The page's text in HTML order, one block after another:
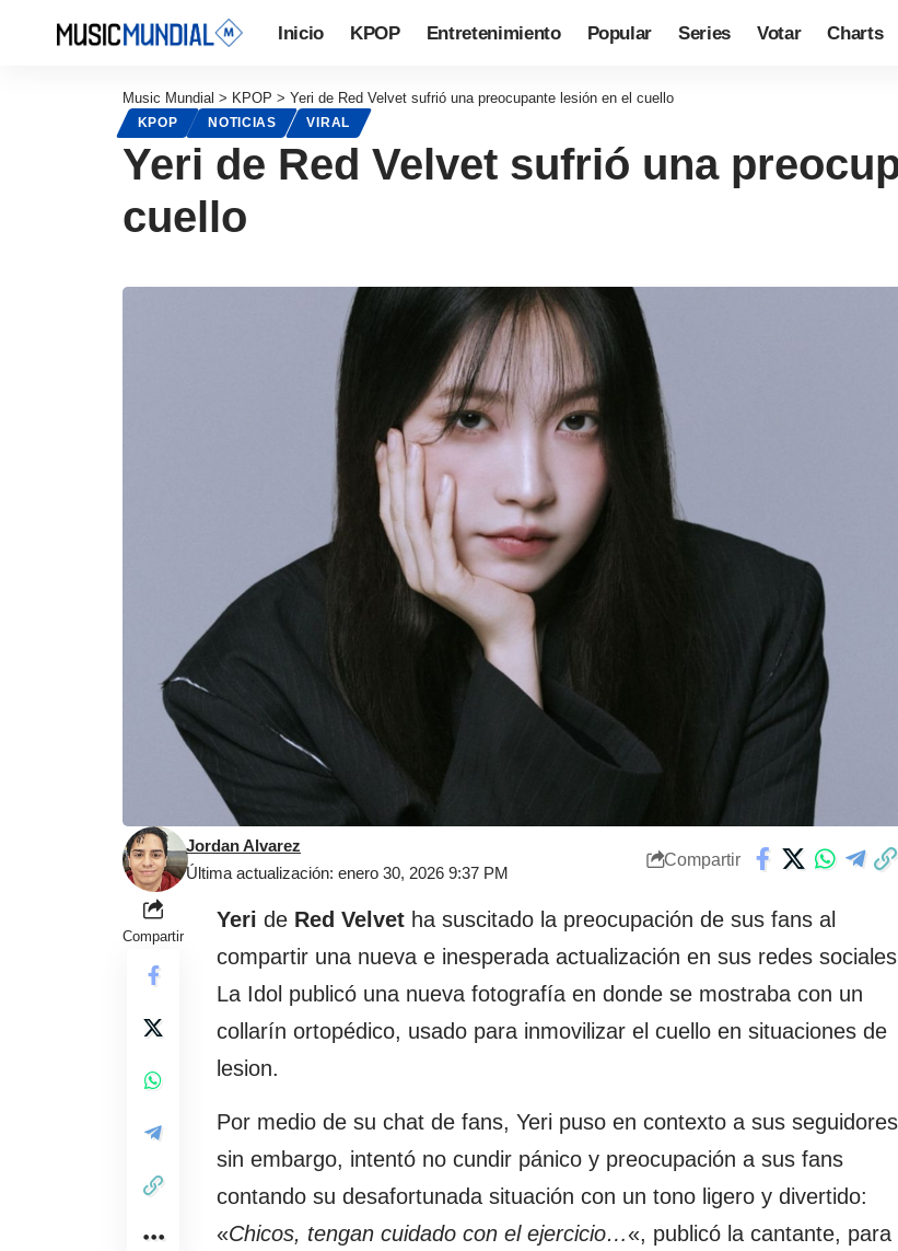
Inicio KPOP Entretenimiento Popular Series Votar Charts
Music Mundial > KPOP > Yeri de Red Velvet sufrió una preocupante lesión en el cuello
KPOP NOTICIAS VIRAL
Yeri de Red Velvet sufrió una
cuello
Última actualización: enero 30, 2026 9:37 PM
Jordan Alvarez
Compartir
Compartir
Yeri de Red Velvet ha suscitado la preocupación de sus fans al
compartir una nueva e inesperada actualización en sus redes
La Idol publicó una nueva fotografía en donde se mostraba con un
collarín ortopédico, usado para inmovilizar el cuello en situaciones de
lesion.
Por medio de su chat de fans, Yeri puso en contexto a sus
sin embargo, intentó no cundir pánico y preocupación a sus fans
contando su desafortunada situación con un tono ligero y divertido:
«Chicos, tengan cuidado con el ejercicio…«, publicó la cantante, para